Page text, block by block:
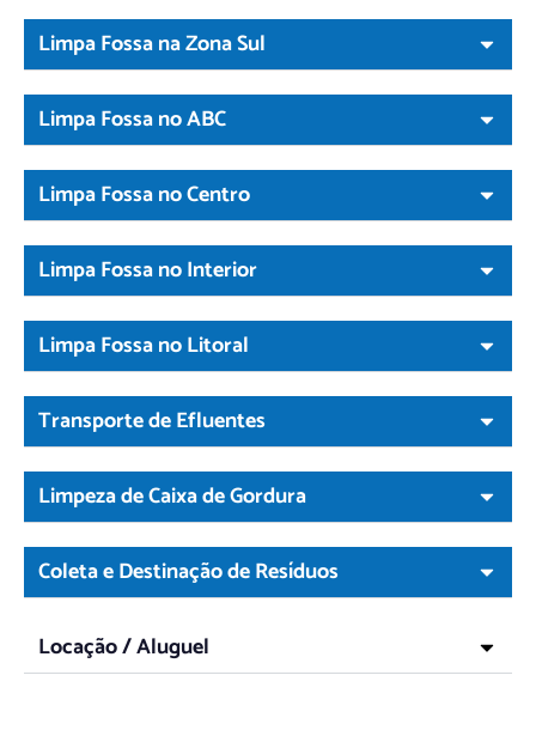
Limpa Fossa na Zona Sul
Limpa Fossa no ABC
Limpa Fossa no Centro
Limpa Fossa no Interior
Limpa Fossa no Litoral
Transporte de Efluentes
Limpeza de Caixa de Gordura
Coleta e Destinação de Resíduos
Locação / Aluguel